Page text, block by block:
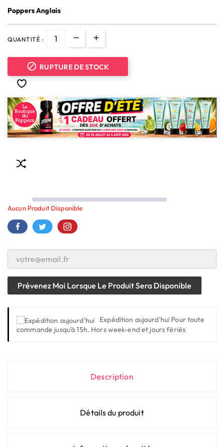
Poppers Anglais
QUANTITÉ :
 RUPTURE DE STOCK
Aucun Produit Disponible
Prévenez Moi Lorsque Le Produit Sera Disponible
Expédition aujourd'hui Pour toute
commande jusqu'à 15h. Hors week-end et jours fériés
Description
Détails du produit